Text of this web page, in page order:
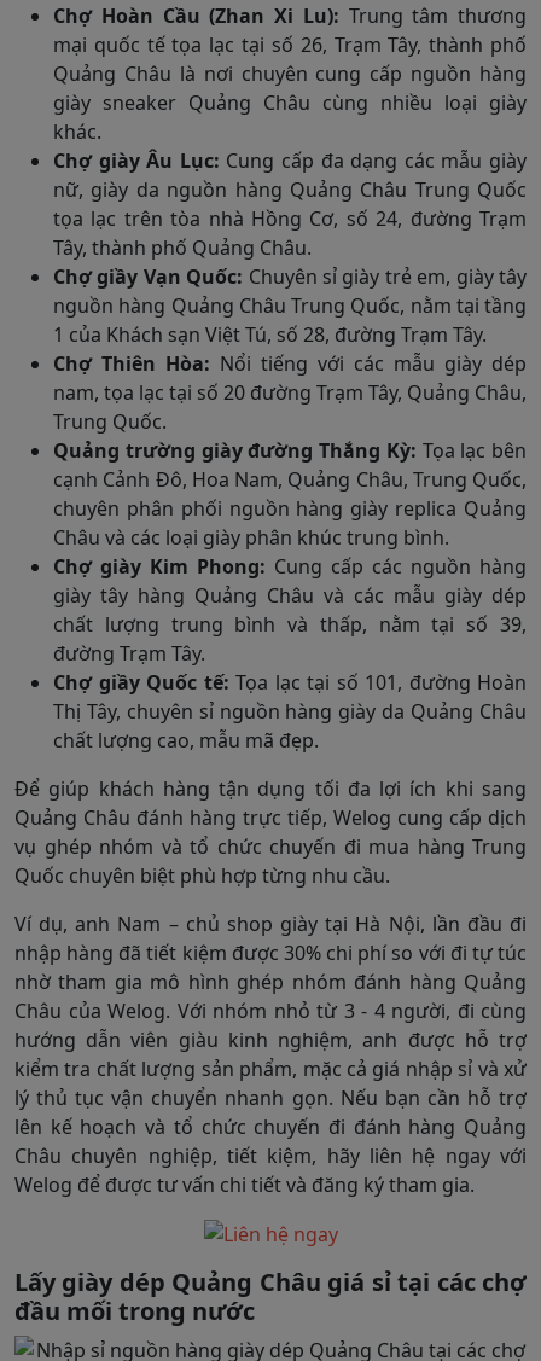
Chợ Hoàn Cầu (Zhan Xi Lu): Trung tâm thương
mại quốc tế tọa lạc tại số 26, Trạm Tây, thành phố
Quảng Châu là nơi chuyên cung cấp nguồn hàng
giày sneaker Quảng Châu cùng nhiều loại giày
khác.
Chợ giày Âu Lục: Cung cấp đa dạng các mẫu giày
nữ, giày da nguồn hàng Quảng Châu Trung Quốc
tọa lạc trên tòa nhà Hồng Cơ, số 24, đường Trạm
Tây, thành phố Quảng Châu.
Chợ giầy Vạn Quốc: Chuyên sỉ giày trẻ em, giày tây
nguồn hàng Quảng Châu Trung Quốc, nằm tại tầng
1 của Khách sạn Việt Tú, số 28, đường Trạm Tây.
Chợ Thiên Hòa: Nổi tiếng với các mẫu giày dép
nam, tọa lạc tại số 20 đường Trạm Tây, Quảng Châu,
Trung Quốc.
Quảng trường giày đường Thắng Kỳ: Tọa lạc bên
cạnh Cảnh Đô, Hoa Nam, Quảng Châu, Trung Quốc,
chuyên phân phối nguồn hàng giày replica Quảng
Châu và các loại giày phân khúc trung bình.
Chợ giày Kim Phong: Cung cấp các nguồn hàng
giày tây hàng Quảng Châu và các mẫu giày dép
chất lượng trung bình và thấp, nằm tại số 39,
đường Trạm Tây.
Chợ giầy Quốc tế: Tọa lạc tại số 101, đường Hoàn
Thị Tây, chuyên sỉ nguồn hàng giày da Quảng Châu
chất lượng cao, mẫu mã đẹp.
Để giúp khách hàng tận dụng tối đa lợi ích khi sang
Quảng Châu đánh hàng trực tiếp, Welog cung cấp dịch
vụ ghép nhóm và tổ chức chuyến đi mua hàng Trung
Quốc chuyên biệt phù hợp từng nhu cầu.
Ví dụ, anh Nam – chủ shop giày tại Hà Nội, lần đầu đi
nhập hàng đã tiết kiệm được 30% chi phí so với đi tự túc
nhờ tham gia mô hình ghép nhóm đánh hàng Quảng
Châu của Welog. Với nhóm nhỏ từ 3 - 4 người, đi cùng
hướng dẫn viên giàu kinh nghiệm, anh được hỗ trợ
kiểm tra chất lượng sản phẩm, mặc cả giá nhập sỉ và xử
lý thủ tục vận chuyển nhanh gọn. Nếu bạn cần hỗ trợ
lên kế hoạch và tổ chức chuyến đi đánh hàng Quảng
Châu chuyên nghiệp, tiết kiệm, hãy liên hệ ngay với
Welog để được tư vấn chi tiết và đăng ký tham gia.
Lấy giày dép Quảng Châu giá sỉ tại các chợ
đầu mối trong nước